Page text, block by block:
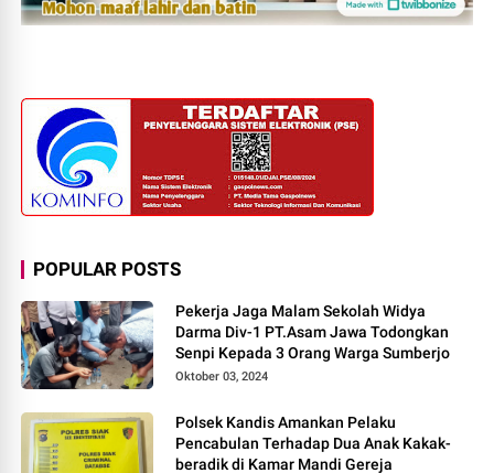
POPULAR POSTS
Pekerja Jaga Malam Sekolah Widya
Darma Div-1 PT.Asam Jawa Todongkan
Senpi Kepada 3 Orang Warga Sumberjo
Oktober 03, 2024
Polsek Kandis Amankan Pelaku
Pencabulan Terhadap Dua Anak Kakak-
beradik di Kamar Mandi Gereja